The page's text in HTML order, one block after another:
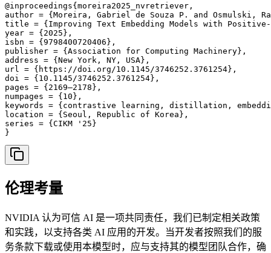
@inproceedings{moreira2025_nvretriever,
author = {Moreira, Gabriel de Souza P. and Osmulski,
title = {Improving Text Embedding Models with
year = {2025},
isbn = {9798400720406},
publisher = {Association for Computing Machinery},
address = {New York, NY, USA},
url = {https://doi.org/10.1145/3746252.3761254},
doi = {10.1145/3746252.3761254},
pages = {2169–2178},
numpages = {10},
keywords = {contrastive learning, distillation,
location = {Seoul, Republic of Korea},
series = {CIKM '25}
}
伦理考量
NVIDIA 认为可信 AI 是一项共同责任，我们已制定相关政策
和实践，以支持各类 AI 应用的开发。当开发者按照我们的服
务条款下载或使用本模型时，应与支持其的模型团队合作，确